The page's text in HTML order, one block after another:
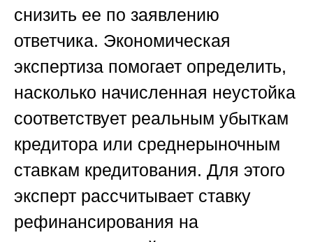
снизить ее по заявлению
ответчика. Экономическая
экспертиза помогает определить,
насколько начисленная неустойка
соответствует реальным убыткам
кредитора или среднерыночным
ставкам кредитования. Для этого
эксперт рассчитывает ставку
рефинансирования на